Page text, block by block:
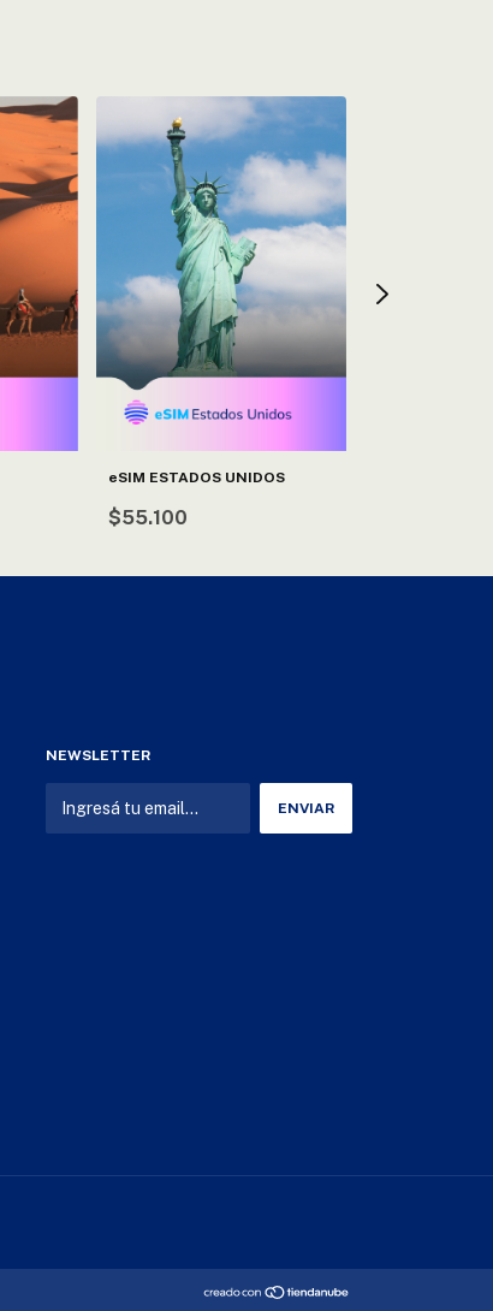
eSIM ESTADOS UNIDOS
$55.100
NEWSLETTER